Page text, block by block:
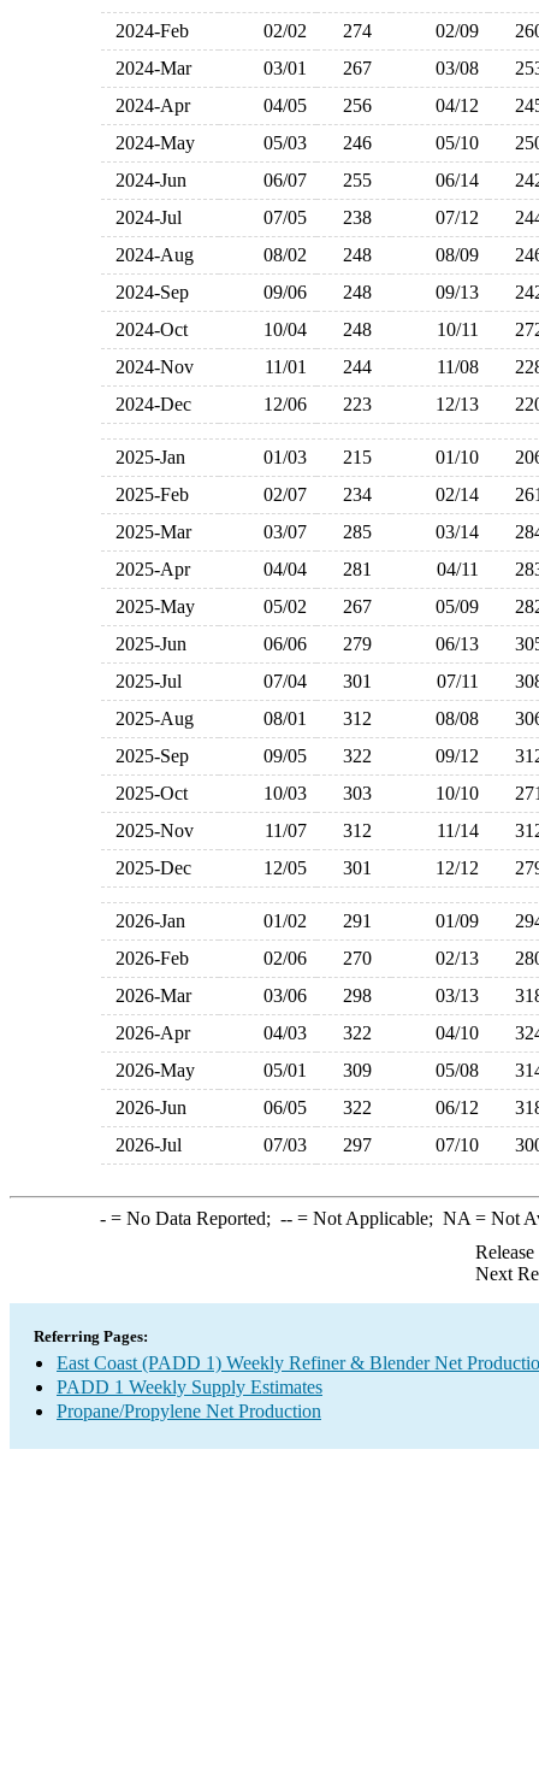
2024-Feb
02/02 274 02/09
2024-Mar
03/01 267 03/08
2024-Apr
04/05 256 04/12
2024-May
05/03 246 05/10
2024-Jun
06/07 255 06/14
2024-Jul
07/05 238 07/12
2024-Aug
08/02 248 08/09
2024-Sep
09/06 248 09/13
2024-Oct
10/04 248 10/11
2024-Nov
11/01 244 11/08
2024-Dec
12/06 223 12/13
2025-Jan 01/03 215 01/10
2025-Feb
02/07 234 02/14
2025-Mar
03/07 285 03/14
2025-Apr
04/04 281 04/11
2025-May
05/02 267 05/09
2025-Jun
06/06 279 06/13
2025-Jul
07/04 301 07/11
2025-Aug
08/01 312 08/08
2025-Sep
09/05 322 09/12
2025-Oct
10/03 303 10/10
2025-Nov
11/07 312 11/14
2025-Dec
12/05 301 12/12
2026-Jan 01/02 291 01/09
2026-Feb
02/06 270 02/13
2026-Mar
03/06 298 03/13
2026-Apr
04/03 322 04/10
2026-May
05/01 309 05/08
2026-Jun
06/05 322 06/12
2026-Jul
07/03 297 07/10
-= No Data Reported; --= Not Applicable; NA = Not
Next
Referring Pages:
East Coast (PADD 1) Weekly Refiner & Blender Net
PADD 1 Weekly Supply Estimates
Propane/Propylene Net Production